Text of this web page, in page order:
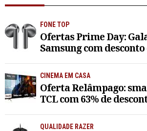
FONE TOP
Ofertas Prime Day:
Samsung com desconto
CINEMA EM CASA
Oferta Relâmpago:
TCL com 63% de
QUALIDADE RAZER